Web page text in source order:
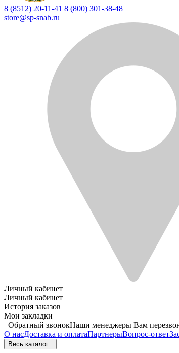
8 (8512) 20-11-41 8 (800) 301-38-48
store@sp-snab.ru
Личный кабинет
Личный кабинет
История заказов
Мои закладки
Обратный звонокНаши менеджеры Вам
О насДоставка и оплатаПартнерыВопрос-ответ
Весь каталог